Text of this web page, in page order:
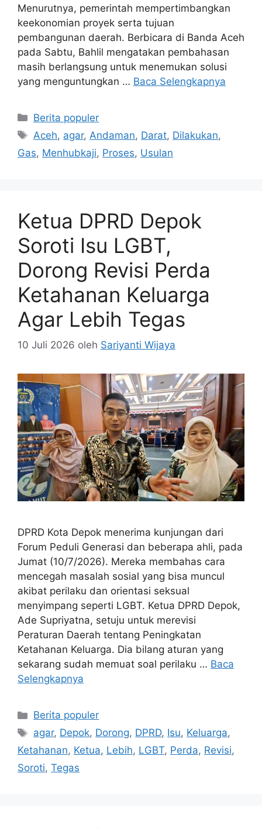
Menurutnya, pemerintah mempertimbangkan
keekonomian proyek serta tujuan
pembangunan daerah. Berbicara di Banda Aceh
pada Sabtu, Bahlil mengatakan pembahasan
masih berlangsung untuk menemukan solusi
yang menguntungkan … Baca Selengkapnya
Kategori
Berita populer
Tag
Aceh, agar, Andaman, Darat, Dilakukan,
Gas, Menhubkaji, Proses, Usulan
Ketua DPRD Depok
Soroti Isu LGBT,
Dorong Revisi Perda
Ketahanan Keluarga
Agar Lebih Tegas
10 Juli 2026 oleh Sariyanti Wijaya
DPRD Kota Depok menerima kunjungan dari
Forum Peduli Generasi dan beberapa ahli, pada
Jumat (10/7/2026). Mereka membahas cara
mencegah masalah sosial yang bisa muncul
akibat perilaku dan orientasi seksual
menyimpang seperti LGBT. Ketua DPRD Depok,
Ade Supriyatna, setuju untuk merevisi
Peraturan Daerah tentang Peningkatan
Ketahanan Keluarga. Dia bilang aturan yang
sekarang sudah memuat soal perilaku … Baca
Selengkapnya
Kategori
Berita populer
Tag
agar, Depok, Dorong, DPRD, Isu, Keluarga,
Ketahanan, Ketua, Lebih, LGBT, Perda, Revisi,
Soroti, Tegas